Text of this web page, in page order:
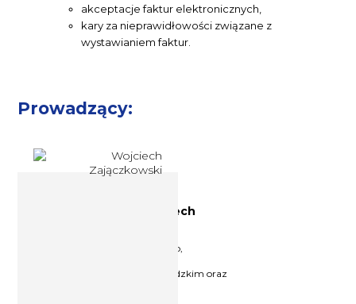
akceptacje faktur elektronicznych,
kary za nieprawidłowości związane z
wystawianiem faktur.
Prowadzący:
Ekspert podatkowy Wojciech
Absolwent Uniwersytetu Łódzkiego,
podatkowego na Uniwersytecie Łódzkim oraz